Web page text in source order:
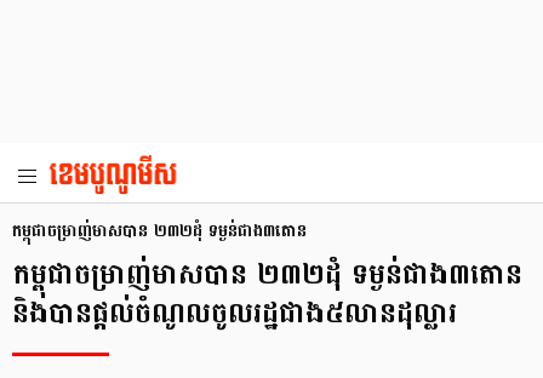
កម្ពុជាចម្រាញ់មាសបាន ២៣២ដុំ ទម្ងន់ជាង៣តោន
កម្ពុជាចម្រាញ់មាសបាន ២៣២ដុំ ទម្ងន់ជាង៣តោន
និងបានផ្តល់ចំណូលចូលរដ្ឋជាង៥លានដុល្លារ